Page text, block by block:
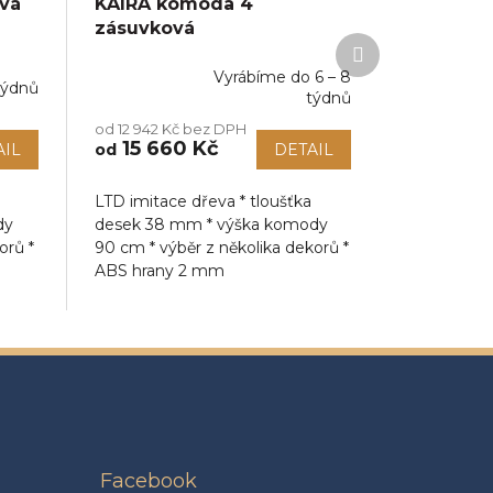
*
zásuvková
produktu
je
z
hvězdiček.
Vyrábíme do 6 – 8
týdnů
od 12 942 Kč bez DPH
od15 660 Kč DETAIL
LTD imitace dřeva * tloušťka
desek 38 mm * výška komody
90 cm * výběr z několika dekorů *
ABS hrany 2 mm
Další
produkt
Facebook